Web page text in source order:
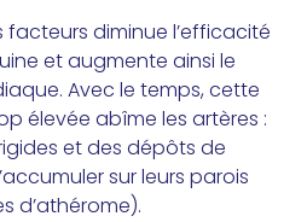
diminue l’efficacité
et augmente ainsi le
Avec le temps, cette
élevée abîme les artères :
et des dépôts de
sur leurs parois
d’athérome).